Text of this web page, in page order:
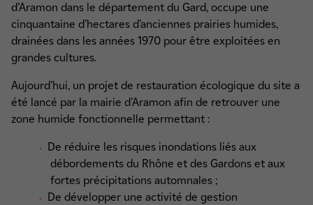
d’Aramon dans le département du Gard, occupe une
cinquantaine d’hectares d’anciennes prairies humides,
drainées dans les années 1970 pour être exploitées en
grandes cultures.
Aujourd’hui, un projet de restauration écologique du site a
été lancé par la mairie d’Aramon afin de retrouver une
zone humide fonctionnelle permettant :
De réduire les risques inondations liés aux
débordements du Rhône et des Gardons et aux
fortes précipitations automnales ;
De développer une activité de gestion